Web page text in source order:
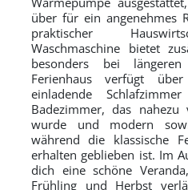
über für ein angenehmes
praktischer
Waschmaschine bietet
besonders bei
Ferienhaus verfügt
einladende
Badezimmer, das
wurde und modern
während die klassische
erhalten geblieben ist. Im
dich eine schöne
Frühling und Herbst